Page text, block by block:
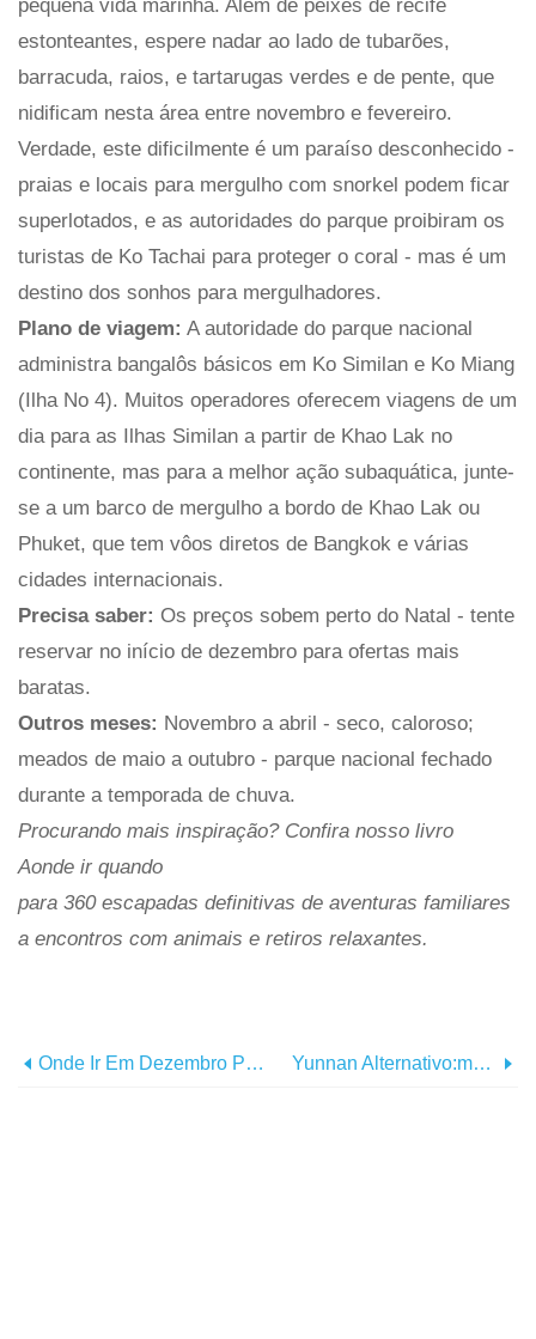
pequena vida marinha. Além de peixes de recife
estonteantes, espere nadar ao lado de tubarões,
barracuda, raios, e tartarugas verdes e de pente, que
nidificam nesta área entre novembro e fevereiro.
Verdade, este dificilmente é um paraíso desconhecido -
praias e locais para mergulho com snorkel podem ficar
superlotados, e as autoridades do parque proibiram os
turistas de Ko Tachai para proteger o coral - mas é um
destino dos sonhos para mergulhadores.
Plano de viagem: A autoridade do parque nacional
administra bangalôs básicos em Ko Similan e Ko Miang
(Ilha No 4). Muitos operadores oferecem viagens de um
dia para as Ilhas Similan a partir de Khao Lak no
continente, mas para a melhor ação subaquática, junte-
se a um barco de mergulho a bordo de Khao Lak ou
Phuket, que tem vôos diretos de Bangkok e várias
cidades internacionais.
Precisa saber: Os preços sobem perto do Natal - tente
reservar no início de dezembro para ofertas mais
baratas.
Outros meses: Novembro a abril - seco, caloroso;
meados de maio a outubro - parque nacional fechado
durante a temporada de chuva.
Procurando mais inspiração? Confira nosso livro
Aonde ir quando
para 360 escapadas definitivas de aventuras familiares
a encontros com animais e retiros relaxantes.
Onde Ir Em Dezembro Para Comer E Beber Yunnan Alternativo:melhores Cidades E Vilas Para Vencer As Multidões